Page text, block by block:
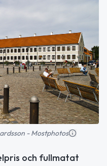
- Mostphotos
och fullmatat